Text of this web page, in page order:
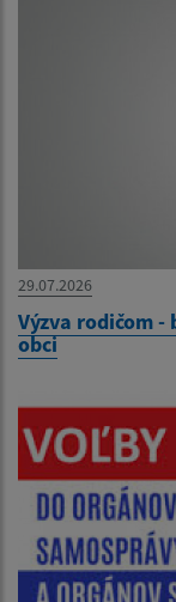
29.07.2026
Výzva rodičom
obci